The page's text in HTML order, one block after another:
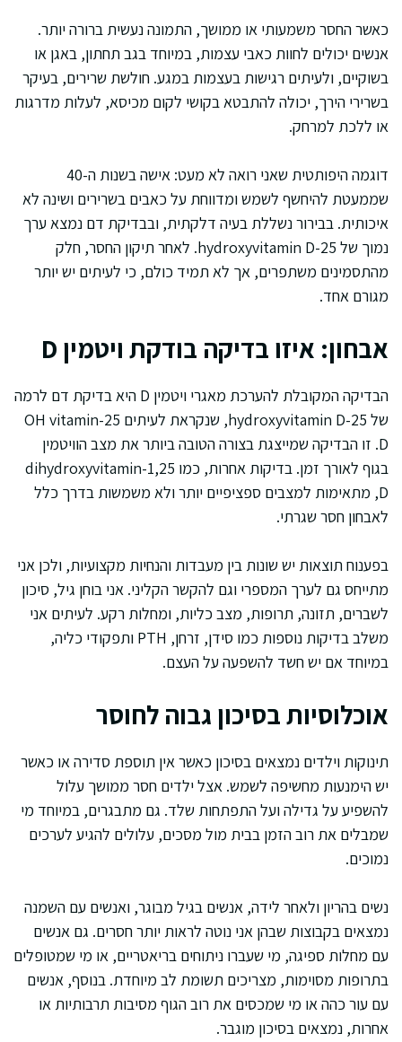
כאשר החסר משמעותי או ממושך, התמונה נעשית ברורה יותר.
אנשים יכולים לחוות כאבי עצמות, במיוחד בגב תחתון, באגן או
בשוקיים, ולעיתים רגישות בעצמות במגע. חולשת שרירים, בעיקר
בשרירי הירך, יכולה להתבטא בקושי לקום מכיסא, לעלות מדרגות
או ללכת למרחק.
דוגמה היפותטית שאני רואה לא מעט: אישה בשנות ה-40
שממעטת להיחשף לשמש ומדווחת על כאבים בשרירים ושינה לא
איכותית. בבירור נשללת בעיה דלקתית, ובבדיקת דם נמצא ערך
נמוך של 25-hydroxyvitamin D. לאחר תיקון החסר, חלק
מהתסמינים משתפרים, אך לא תמיד כולם, כי לעיתים יש יותר
מגורם אחד.
אבחון: איזו בדיקה בודקת ויטמין D
הבדיקה המקובלת להערכת מאגרי ויטמין D היא בדיקת דם לרמה
של 25-hydroxyvitamin D, שנקראת לעיתים 25-OH vitamin
D. זו הבדיקה שמייצגת בצורה הטובה ביותר את מצב הוויטמין
בגוף לאורך זמן. בדיקות אחרות, כמו 1,25-dihydroxyvitamin
D, מתאימות למצבים ספציפיים יותר ולא משמשות בדרך כלל
לאבחון חסר שגרתי.
בפענוח תוצאות יש שונות בין מעבדות והנחיות מקצועיות, ולכן אני
מתייחס גם לערך המספרי וגם להקשר הקליני. אני בוחן גיל, סיכון
לשברים, תזונה, תרופות, מצב כליות, ומחלות רקע. לעיתים אני
משלב בדיקות נוספות כמו סידן, זרחן, PTH ותפקודי כליה,
במיוחד אם יש חשד להשפעה על העצם.
אוכלוסיות בסיכון גבוה לחוסר
תינוקות וילדים נמצאים בסיכון כאשר אין תוספת סדירה או כאשר
יש הימנעות מחשיפה לשמש. אצל ילדים חסר ממושך עלול
להשפיע על גדילה ועל התפתחות שלד. גם מתבגרים, במיוחד מי
שמבלים את רוב הזמן בבית מול מסכים, עלולים להגיע לערכים
נמוכים.
נשים בהריון ולאחר לידה, אנשים בגיל מבוגר, ואנשים עם השמנה
נמצאים בקבוצות שבהן אני נוטה לראות יותר חסרים. גם אנשים
עם מחלות ספיגה, מי שעברו ניתוחים בריאטריים, או מי שמטופלים
בתרופות מסוימות, מצריכים תשומת לב מיוחדת. בנוסף, אנשים
עם עור כהה או מי שמכסים את רוב הגוף מסיבות תרבותיות או
אחרות, נמצאים בסיכון מוגבר.